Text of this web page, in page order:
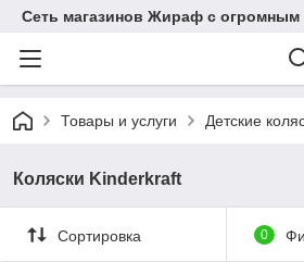
Сеть магазинов Жираф с огромным
Товары и услуги Детские
Коляски Kinderkraft
Сортировка 0